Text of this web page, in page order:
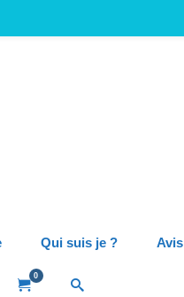
Qui suis je ? Avis
0